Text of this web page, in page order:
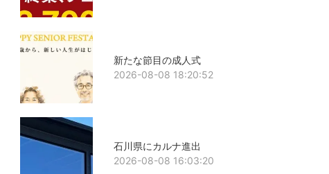
新たな節目の成人式
2026-08-08 18:20:52
石川県にカルナ進出
2026-08-08 16:03:20